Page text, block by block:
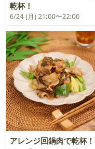
乾杯！
6/24 (月) 21:00〜22:00
アレンジ回鍋肉で乾杯！